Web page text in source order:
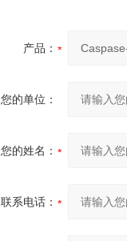
产品：
您的单位：
您的姓名：
联系电话：